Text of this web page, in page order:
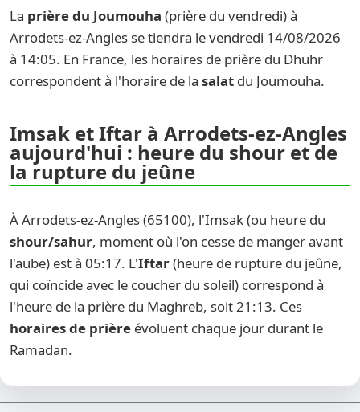
La prière du Joumouha (prière du vendredi) à
Arrodets-ez-Angles se tiendra le vendredi 14/08/2026
à 14:05. En France, les horaires de prière du Dhuhr
correspondent à l'horaire de la salat du Joumouha.
Imsak et Iftar à Arrodets-ez-Angles
aujourd'hui : heure du shour et de
la rupture du jeûne
À Arrodets-ez-Angles (65100), l'Imsak (ou heure du
shour/sahur, moment où l'on cesse de manger avant
l'aube) est à 05:17. L'Iftar(heure de rupture du jeûne,
qui coïncide avec le coucher du soleil) correspond à
l'heure de la prière du Maghreb, soit 21:13. Ces
horaires de prière évoluent chaque jour durant le
Ramadan.